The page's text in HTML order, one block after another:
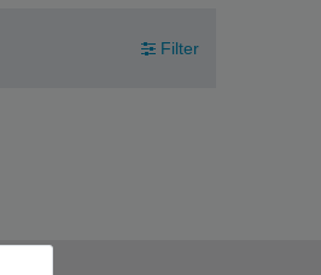
Filter